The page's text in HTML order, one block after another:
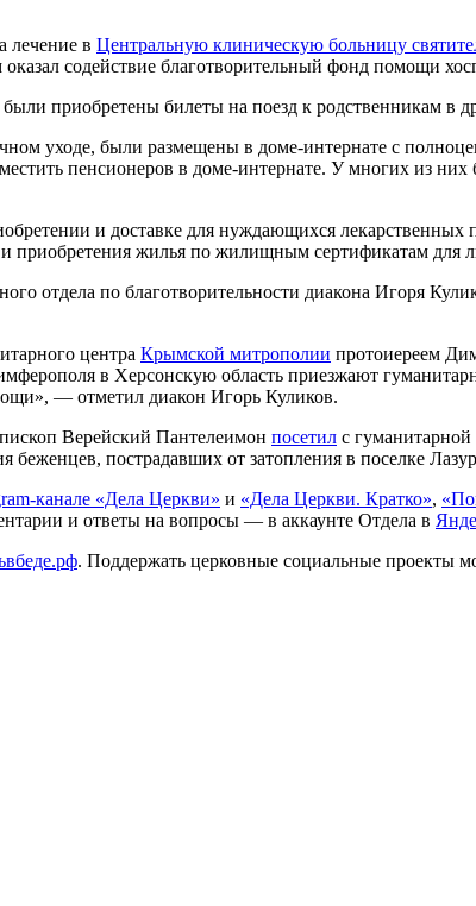
лечение в Центральную клиническую больницу
содействие благотворительный фонд помощи
приобретены билеты на поезд к родственникам в
уходе, были размещены в доме-интернате с
пенсионеров в доме-интернате. У многих из
и доставке для нуждающихся лекарственных
и приобретения жилья по жилищным сертификатам
отдела по благотворительности диакона Игоря
центра Крымской митрополии протоиереем
в Херсонскую область приезжают
— отметил диакон Игорь Куликов.
Верейский Пантелеимон посетил с
пострадавших от затопления в поселке
канале «Дела Церкви» и «Дела Церкви. Кратко»,
и ответы на вопросы — в аккаунте Отдела в
. Поддержать церковные социальные проекты